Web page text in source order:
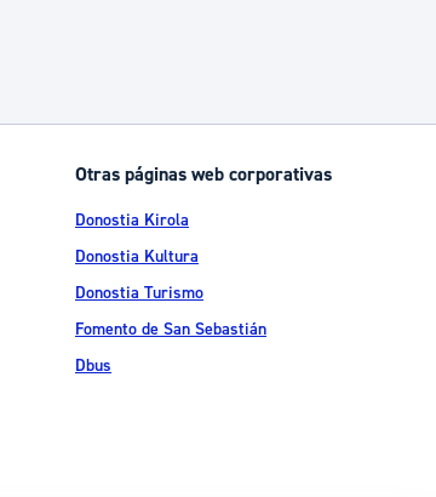
Otras páginas web corporativas
Donostia Kirola
Donostia Kultura
Donostia Turismo
Fomento de San Sebastián
Dbus